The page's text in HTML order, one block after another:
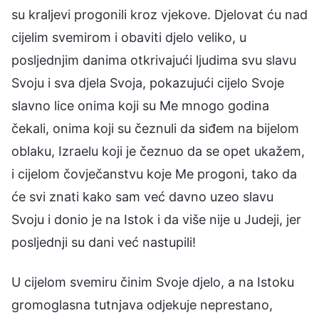
su kraljevi progonili kroz vjekove. Djelovat ću nad
cijelim svemirom i obaviti djelo veliko, u
posljednjim danima otkrivajući ljudima svu slavu
Svoju i sva djela Svoja, pokazujući cijelo Svoje
slavno lice onima koji su Me mnogo godina
čekali, onima koji su čeznuli da siđem na bijelom
oblaku, Izraelu koji je čeznuo da se opet ukažem,
i cijelom čovječanstvu koje Me progoni, tako da
će svi znati kako sam već davno uzeo slavu
Svoju i donio je na Istok i da više nije u Judeji, jer
posljednji su dani već nastupili!
U cijelom svemiru činim Svoje djelo, a na Istoku
gromoglasna tutnjava odjekuje neprestano,